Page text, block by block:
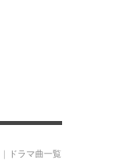
｜
ドラマ曲一覧